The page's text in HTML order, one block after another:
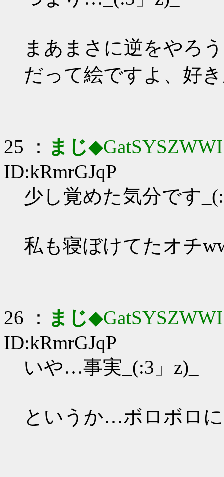
まあまさに逆をやろ
だって絵ですよ、好
25 ： まじ◆GatSYSZWWI
ID:kRmrGJqP
少し覚めた気分です
私も寝ぼけてたオチ
26 ： まじ◆GatSYSZWWI
ID:kRmrGJqP
いや…事実_(:3」z)_
というか…ボロボロ